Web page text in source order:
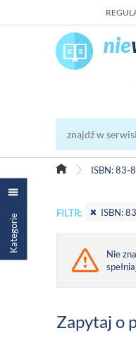
ISBN: 83-
Kategorie FILTR: ISBN:
Nie
Zapytaj o